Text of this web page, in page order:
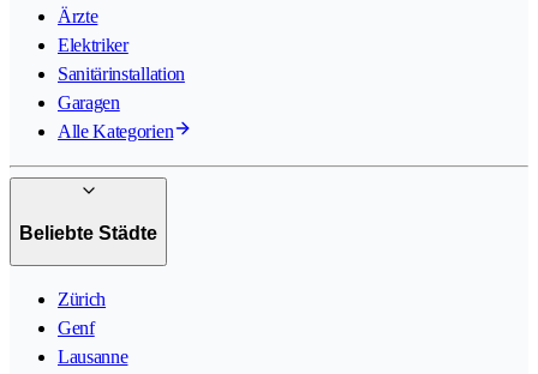
Ärzte
Elektriker
Sanitärinstallation
Garagen
Alle Kategorien
Beliebte Städte
Zürich
Genf
Lausanne